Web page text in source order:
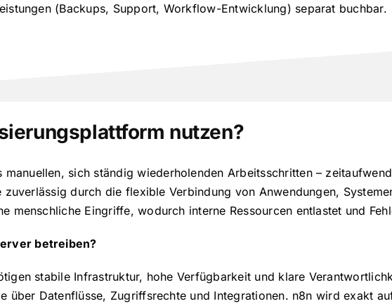
(Backups, Support, Workflow-Entwicklung) separat buchbar.
nutzen?
manuellen, sich ständig wiederholenden Arbeitsschritten –
durch die flexible Verbindung von Anwendungen,
menschliche Eingriffe, wodurch interne Ressourcen entlastet und
betreiben?
stabile Infrastruktur, hohe Verfügbarkeit und klare
über Datenflüsse, Zugriffsrechte und Integrationen. n8n wird exakt